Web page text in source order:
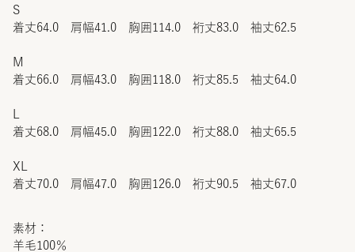
S
着丈64.0 肩幅41.0 胸囲114.0 裄丈83.0 袖丈62.5
M
着丈66.0 肩幅43.0 胸囲118.0 裄丈85.5 袖丈64.0
着丈68.0 肩幅45.0 胸囲122.0 裄丈88.0 袖丈65.5
XL
着丈70.0 肩幅47.0 胸囲126.0 裄丈90.5 袖丈67.0
素材：
羊毛100％